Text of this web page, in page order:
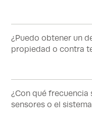
las personas por
evento.
¿Puedo obtener un
propiedad o contra
15% al 25% y
documentación.
¿Con qué
sensores o el